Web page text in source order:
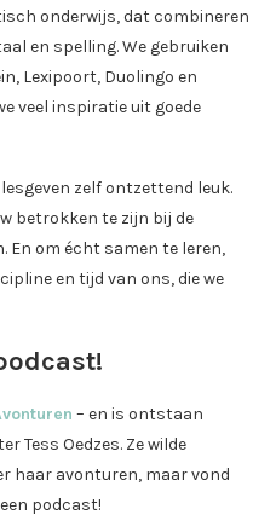
onderwijs, dat combineren
en spelling. We gebruiken
Lexipoort, Duolingo en
veel inspiratie uit goede
zelf ontzettend leuk.
betrokken te zijn bij de
En om écht samen te leren,
en tijd van ons, die we
– en is ontstaan
Tess Oedzes. Ze wilde
haar avonturen, maar vond
podcast!